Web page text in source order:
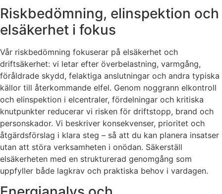
Riskbedömning, elinspektion och
elsäkerhet i fokus
Vår riskbedömning fokuserar på elsäkerhet och
driftsäkerhet: vi letar efter överbelastning, varmgång,
föråldrade skydd, felaktiga anslutningar och andra typiska
källor till återkommande elfel. Genom noggrann elkontroll
och elinspektion i elcentraler, fördelningar och kritiska
knutpunkter reducerar vi risken för driftstopp, brand och
personskador. Vi beskriver konsekvenser, prioritet och
åtgärdsförslag i klara steg – så att du kan planera insatser
utan att störa verksamheten i onödan. Säkerställ
elsäkerheten med en strukturerad genomgång som
uppfyller både lagkrav och praktiska behov i vardagen.